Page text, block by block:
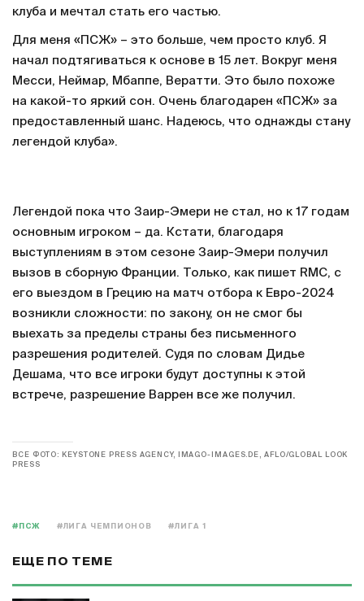
клуба и мечтал стать его частью.
Для меня «ПСЖ» – это больше, чем просто клуб. Я
начал подтягиваться к основе в 15 лет. Вокруг меня
Месси, Неймар, Мбаппе, Вератти. Это было похоже
на какой-то яркий сон. Очень благодарен «ПСЖ» за
предоставленный шанс. Надеюсь, что однажды стану
легендой клуба».
Легендой пока что Заир-Эмери не стал, но к 17 годам
основным игроком – да. Кстати, благодаря
выступлениям в этом сезоне Заир-Эмери получил
вызов в сборную Франции. Только, как пишет RMC, с
его выездом в Грецию на матч отбора к Евро-2024
возникли сложности: по закону, он не смог бы
выехать за пределы страны без письменного
разрешения родителей. Судя по словам Дидье
Дешама, что все игроки будут доступны к этой
встрече, разрешение Варрен все же получил.
ВСЕ ФОТО: KEYSTONE PRESS AGENCY, IMAGO-IMAGES.DE, AFLO/GLOBAL LOOK
PRESS
#ПСЖ #ЛИГА ЧЕМПИОНОВ #ЛИГА 1
ЕЩЕ ПО ТЕМЕ